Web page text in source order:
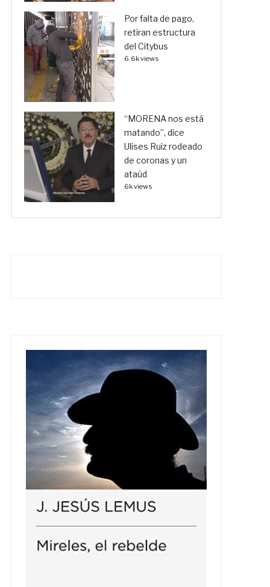
Por falta de pago,
retiran estructura
del Citybus
6.6k views
“MORENA nos está
matando”, dice
Ulises Ruiz rodeado
de coronas y un
ataúd
6k views